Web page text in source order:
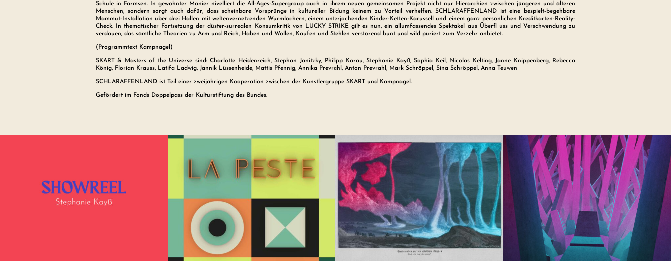
Schule in Farmsen. In gewohnter Manier nivelliert die All-Ages-Supergroup auch in ihrem neuen gemeinsamen Projekt nicht nur Hierarchien zwischen jüngeren und älteren
Menschen, sondern sorgt auch dafür, dass scheinbare Vorsprünge in kultureller Bildung keinem zu Vorteil verhelfen. SCHLARAFFENLAND ist eine bespielt-begehbare
Mammut-Installation über drei Hallen mit weltenvernetzenden Wurmlöchern, einem unterjochenden Kinder-Ketten-Karussell und einem ganz persönlichen Kreditkarten-Reality-
Check. In thematischer Fortsetzung der düster-surrealen Konsumkritik von LUCKY STRIKE gilt es nun, ein allumfassendes Spektakel aus Überfl uss und Verschwendung zu
verdauen, das sämtliche Theorien zu Arm und Reich, Haben und Wollen, Kaufen und Stehlen verstörend bunt und wild püriert zum Verzehr anbietet.
(Programmtext Kampnagel)
SKART& Masters of the Universe sind: Charlotte Heidenreich, Stephan Janitzky, Philipp Karau, Stephanie Kayß, Sophia Keil, Nicolas Kelting, Janne Knippenberg, Rebecca
König, Florian Krauss, Latifa Ladwig, Jannik Lüssenheide, Mattis Pfennig, Annika Prevrahl, Anton Prevrahl, Mark Schröppel, Sina Schröppel, Anna Teuwen
SCHLARAFFENLAND ist Teil einer zweijährigen Kooperation zwischen der Künstlergruppe SKART und Kampnagel.
Gefördert im Fonds Doppelpass der Kulturstiftung des Bundes.